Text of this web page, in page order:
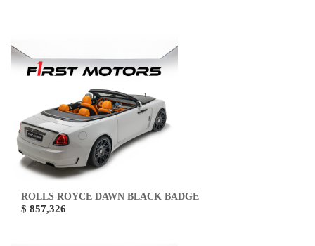
ROLLS ROYCE DAWN BLACK BADGE
$ 857,326